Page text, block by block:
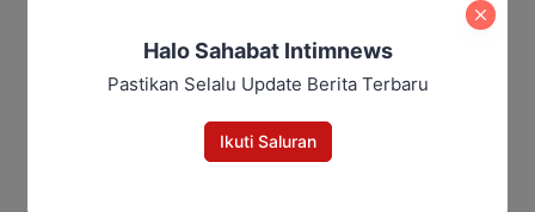
Halo Sahabat Intimnews
Pastikan Selalu Update Berita Terbaru
Ikuti Saluran